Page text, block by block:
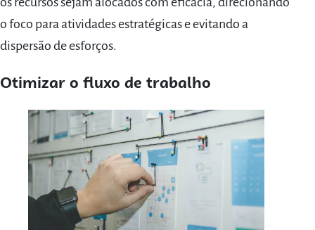
o foco para atividades estratégicas e evitando a
dispersão de esforços.
Otimizar o fluxo de trabalho